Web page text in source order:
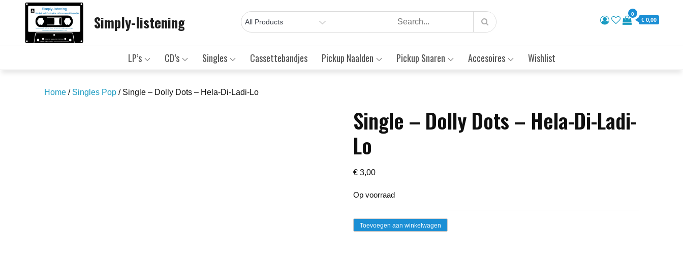
Simply-listening 0
€ 0,00
LP’s CD’s Singles Cassettebandjes Pickup Naalden Pickup Snaren Accesoires Wishlist
Home / Singles Pop / Single – Dolly Dots – Hela-Di-Ladi-Lo
Single – Dolly Dots – Hela-Di-Ladi-
Lo
€ 3,00
Op voorraad
Single
Toevoegen aan winkelwagen